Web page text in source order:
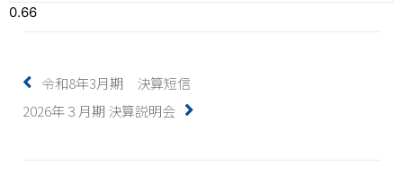
令和8年3月期 決算短信
2026年３月期 決算説明会